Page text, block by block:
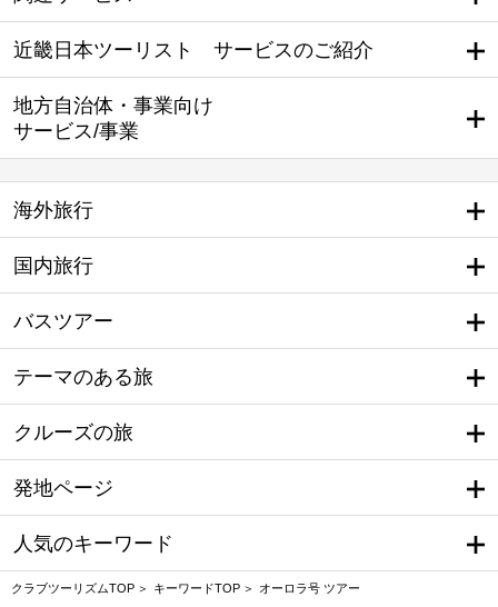
近畿日本ツーリスト サービスのご紹介
地方自治体・事業向け
サービス/事業
海外旅行
国内旅行
バスツアー
テーマのある旅
クルーズの旅
発地ページ
人気のキーワード
クラブツーリズムTOP キーワードTOP オーロラ号 ツアー